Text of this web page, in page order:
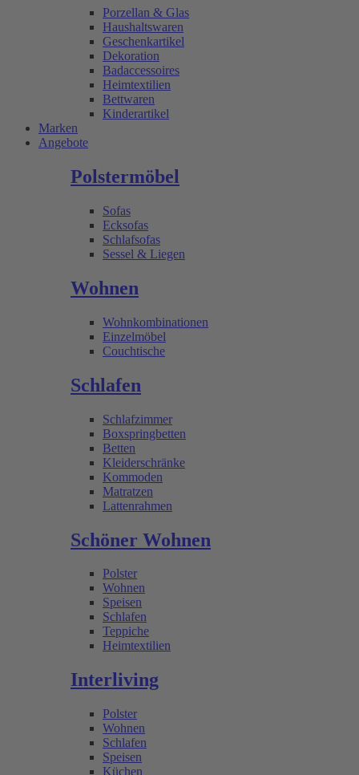
Porzellan & Glas
Haushaltswaren
Geschenkartikel
Dekoration
Badaccessoires
Heimtextilien
Bettwaren
Kinderartikel
Marken
Angebote
Polstermöbel
Sofas
Ecksofas
Schlafsofas
Sessel & Liegen
Wohnen
Wohnkombinationen
Einzelmöbel
Couchtische
Schlafen
Schlafzimmer
Boxspringbetten
Betten
Kleiderschränke
Kommoden
Matratzen
Lattenrahmen
Schöner Wohnen
Polster
Wohnen
Speisen
Schlafen
Teppiche
Heimtextilien
Interliving
Polster
Wohnen
Schlafen
Speisen
Küchen